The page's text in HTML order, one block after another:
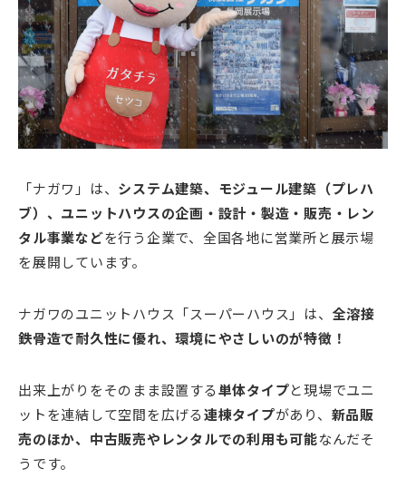
「ナガワ」は、 システム建築、モジュール建築（プレハ
ブ）、ユニットハウスの企画・設計・製造・販売・レン
タル事業などを行う企業で、全国各地に営業所と展示場
を展開しています。
ナガワのユニットハウス「スーパーハウス」は、 全溶接
鉄骨造で耐久性に優れ、環境にやさしいのが特徴！
出来上がりをそのまま設置する単体タイプと現場でユニ
ットを連結して空間を広げる連棟タイプがあり、 新品販
売のほか、中古販売やレンタルでの利用も可能なんだそ
うです。